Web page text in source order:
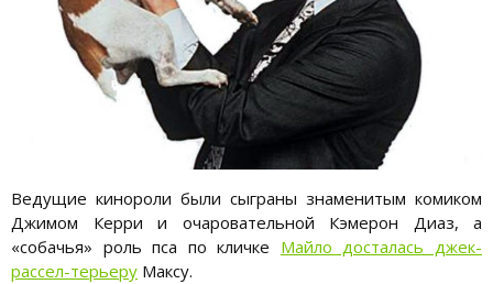
Ведущие кинороли были сыграны знаменитым комиком
Джимом Керри и очаровательной Кэмерон Диаз, а
«собачья» роль пса по кличке Майло досталась джек-
рассел-терьеру Максу.